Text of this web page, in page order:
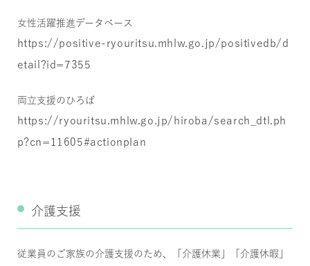
女性活躍推進データベース
https://positive-ryouritsu.mhlw.go.jp/positivedb/d
etail?id=7355
両立支援のひろば
https://ryouritsu.mhlw.go.jp/hiroba/search_dtl.ph
p?cn=11605#actionplan
介護支援
従業員のご家族の介護支援のため、「介護休業」「介護休暇」